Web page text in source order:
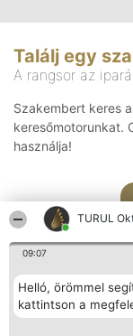
TURUL
09:07
Helló, örömmel
kattintson a
Találj egy
A rangsor az
Szakembert keres
keresőmotorunkat.
használja!